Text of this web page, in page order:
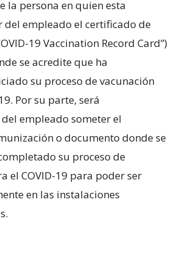
la persona en quien esta
del empleado el certificado de
19 Vaccination Record Card”)
se acredite que ha
su proceso de vacunación
Por su parte, será
empleado someter el
o documento donde se
su proceso de
el COVID-19 para poder ser
en las instalaciones